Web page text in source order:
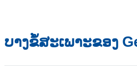
ບາງຂໍ້ສະເພາະຂອງ